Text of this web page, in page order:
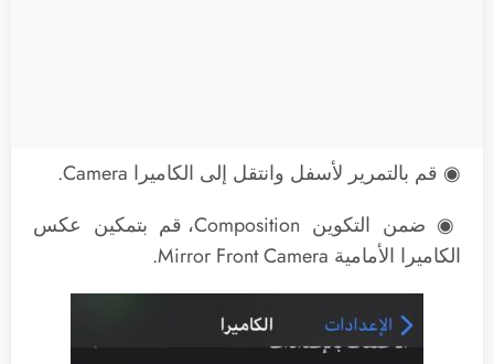
◉ قم بالتمرير لأسفل وانتقل إلى الكاميرا Camera.
◉ ضمن التكوين Composition، قم بتمكين عكس
الكاميرا الأمامية Mirror Front Camera.